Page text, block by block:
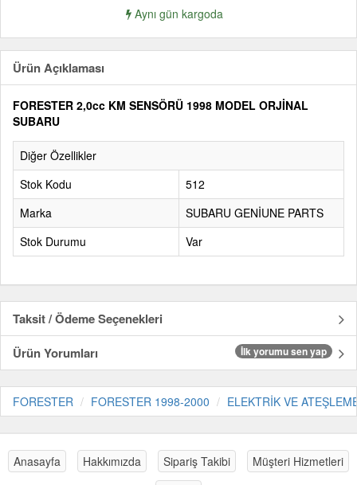
Aynı gün kargoda
Ürün Açıklaması
FORESTER 2,0cc KM SENSÖRÜ 1998 MODEL ORJİNAL
SUBARU
Diğer Özellikler
Stok Kodu
512
Marka
SUBARU GENİUNE PARTS
Stok Durumu
Var
Taksit / Ödeme Seçenekleri
Ürün Yorumları
İlk yorumu sen yap
FORESTER FORESTER 1998-2000 ELEKTRİK VE
Anasayfa Hakkımızda Sipariş Takibi
Müşteri Hizmetleri